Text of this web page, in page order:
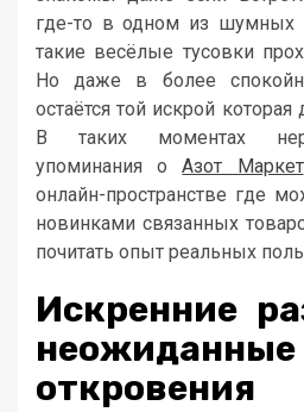
где-то в одном из шумных
такие весёлые тусовки
Но даже в более
остаётся той искрой
В таких моментах
упоминания оАзот Маркет
онлайн-пространстве где
новинками связанных
почитать опыт реальных
Искренние
неожиданные
откровения